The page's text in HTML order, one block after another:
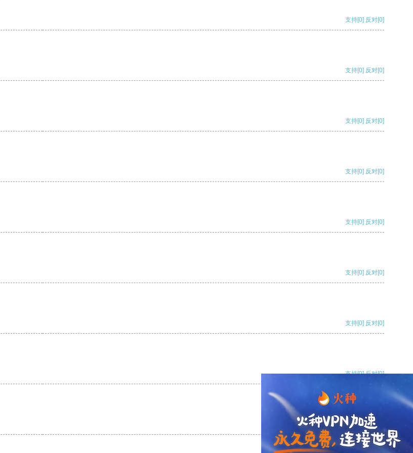
支持[0] 反对[0]
支持[0] 反对[0]
支持[0] 反对[0]
支持[0] 反对[0]
支持[0] 反对[0]
支持[0] 反对[0]
支持[0] 反对[0]
支持[0] 反对[0]
支持[0] 反对